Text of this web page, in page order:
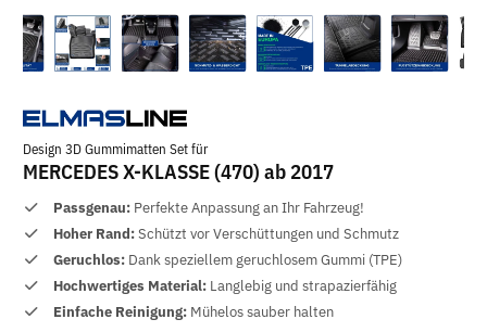
Design 3D Gummimatten Set für
MERCEDES X-KLASSE (470) ab 2017
Passgenau: Perfekte Anpassung an Ihr Fahrzeug!
Hoher Rand:Schützt vor Verschüttungen und Schmutz
Geruchlos: Dank speziellem geruchlosem Gummi (TPE)
Hochwertiges Material: Langlebig und strapazierfähig
Einfache Reinigung: Mühelos sauber halten